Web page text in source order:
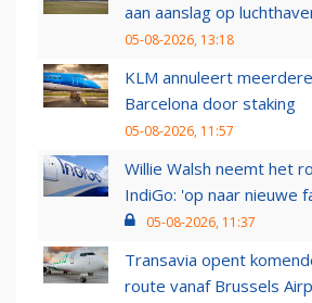
aan aanslag op
05-08-2026, 13:18
KLM annuleert
Barcelona door staking
05-08-2026, 11:57
Willie Walsh neemt het
IndiGo: 'op naar nieuwe
05-08-2026, 11:37
Transavia opent
route vanaf Brussels